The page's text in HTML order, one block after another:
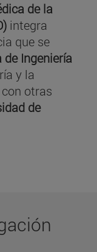
de la
integra
que se
de Ingeniería
y la
otras
de